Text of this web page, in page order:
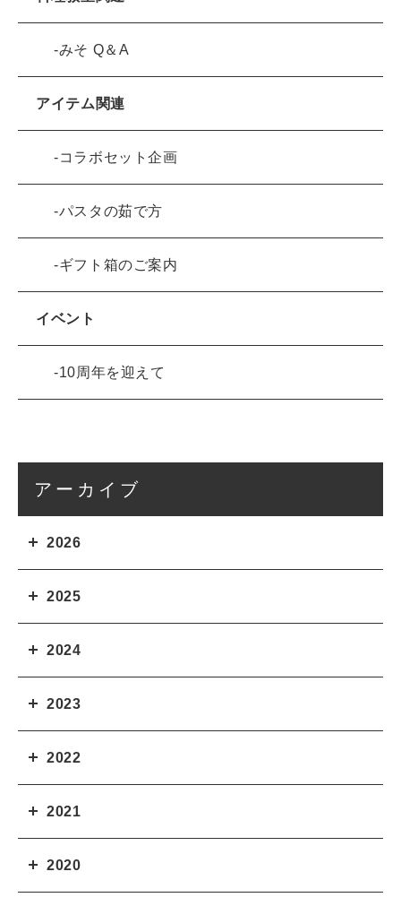
みそ Q＆A
アイテム関連
コラボセット企画
パスタの茹で方
ギフト箱のご案内
イベント
10周年を迎えて
アーカイブ
2026
2025
2024
2023
2022
2021
2020